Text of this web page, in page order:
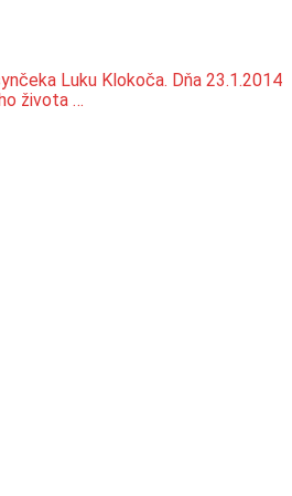
Luku Klokoča. Dňa 23.1.2014
života …